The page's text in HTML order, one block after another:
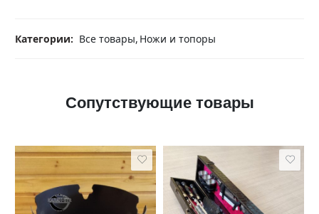
Категории: Все товары, Ножи и топоры
Сопутствующие товары